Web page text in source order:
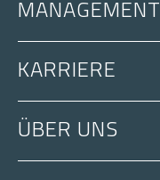
MANAGEMENT
KARRIERE
ÜBER UNS